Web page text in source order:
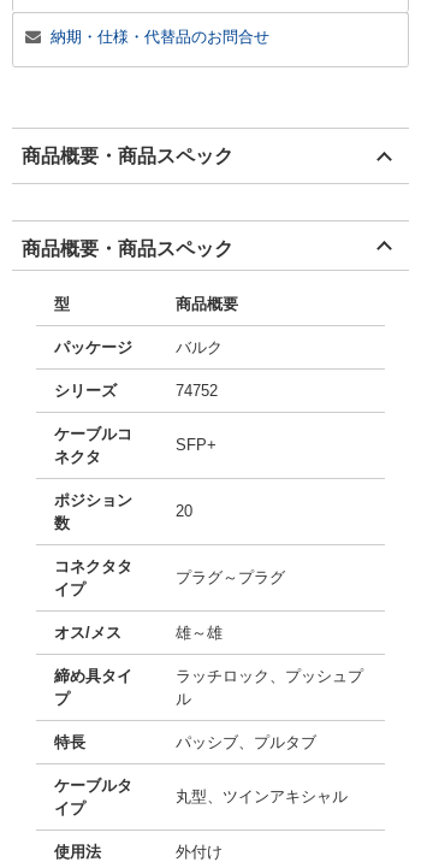
納期・仕様・代替品のお問合せ
商品概要・商品スペック
商品概要・商品スペック
型 商品概要
パッケージ バルク
シリーズ 74752
ケーブルコ
ネクタ
SFP+
ポジション
数
20
コネクタタ
イプ
プラグ～プラグ
オス/メス 雄～雄
締め具タイ
プ
ラッチロック、プッシュプ
ル
特長 パッシブ、プルタブ
ケーブルタ
イプ
丸型、ツインアキシャル
使用法 外付け